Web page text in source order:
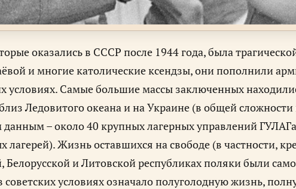
оказались в СССР после 1944 года, была
и многие католические ксендзы, они пополнили
условиях. Самые большие массы заключенных
Ледовитого океана и на Украине (в общей
– около 40 крупных лагерных управлений
лагерей). Жизнь оставшихся на свободе (в частности,
и Литовской республиках поляки были
условиях означало полуголодную жизнь,